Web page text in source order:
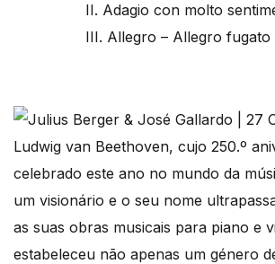
II. Adagio con molto
III. Allegro – Allegro fugato
Ludwig van Beethoven, cujo 250.º
celebrado este ano no mundo da
um visionário e o seu nome
as suas obras musicais para piano e
estabeleceu não apenas um género